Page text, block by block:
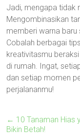
Jadi, mengapa tidak
Mengombinasikan
memberi warna baru
Cobalah berbagai
kreativitasmu
di rumah. Ingat,
dan setiap momen
perjalananmu!
← 10 Tanaman Hias
Bikin Betah!